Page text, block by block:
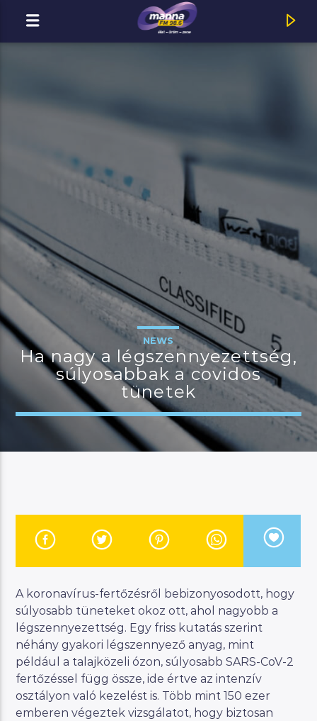
MOST ADÁSBAN
MannaFM
Ember Márk : Hang és Csend
JELENLEGI MŰSOR
MAGYAR ZENEI ÓRA
24:00
Manna FM
NEWS
Ha nagy a légszennyezettség,
súlyosabbak a covidos
tünetek
A koronavírus-fertőzésről bebizonyosodott, hogy
súlyosabb tüneteket okoz ott, ahol nagyobb a
légszennyezettség. Egy friss kutatás szerint
néhány gyakori légszennyező anyag, mint
például a talajközeli ózon, súlyosabb SARS-CoV-2
fertőzéssel függ össze, ide értve az intenzív
osztályon való kezelést is. Több mint 150 ezer
emberen végeztek vizsgálatot, hogy biztosan